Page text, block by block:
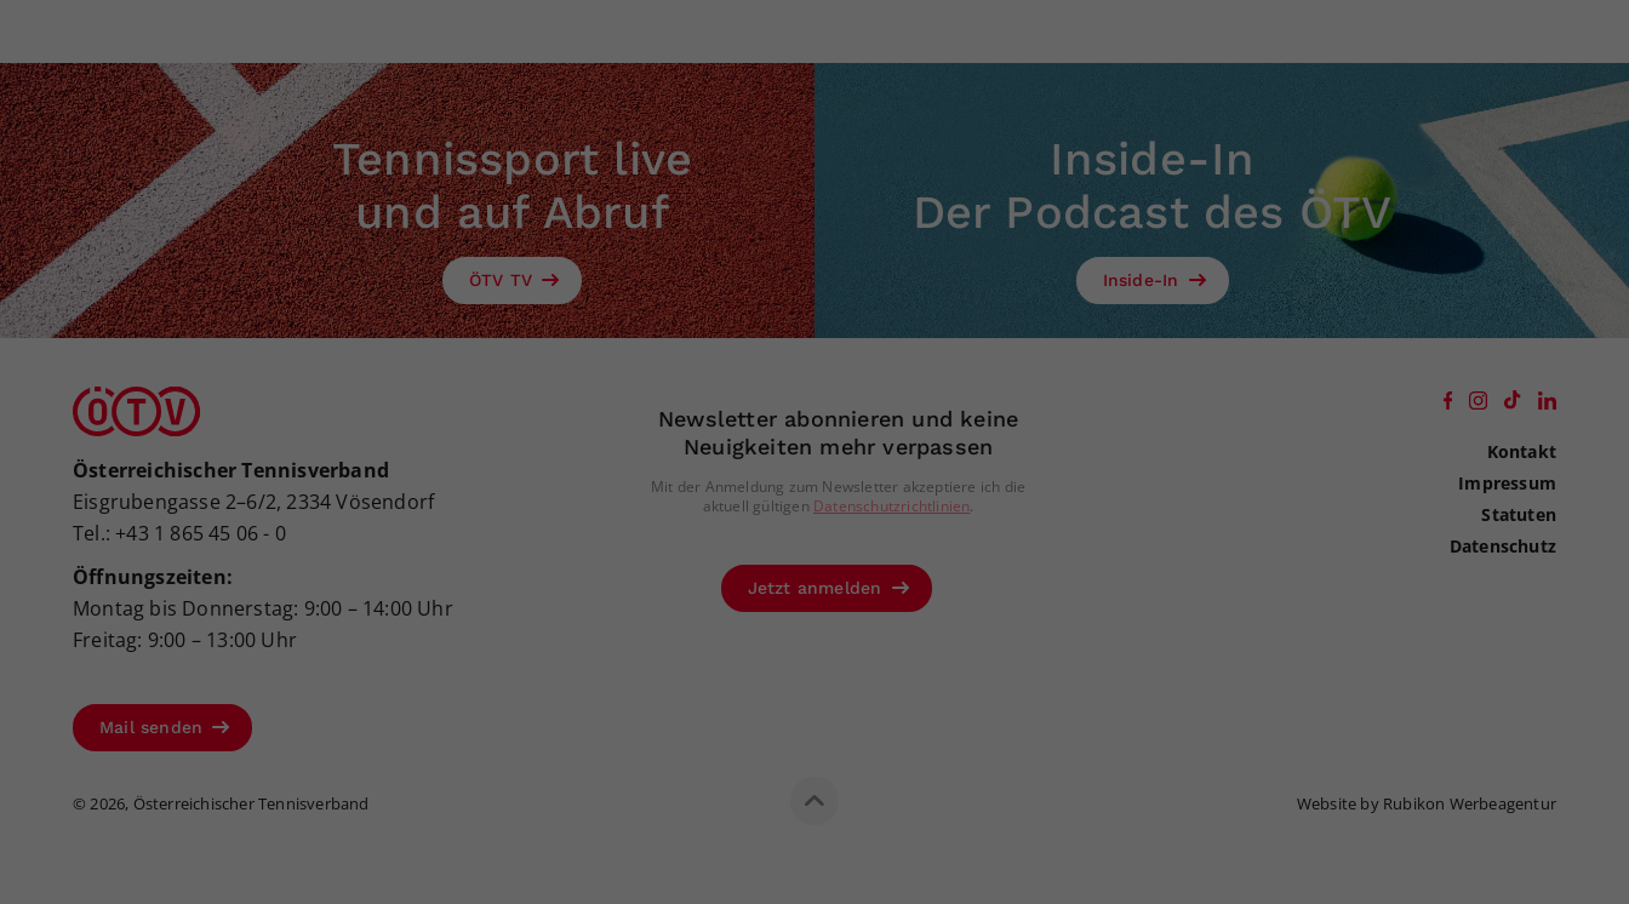
Tennissport live
und auf Abruf
ÖTV TV
Inside-In
Der Podcast des ÖTV
Inside-In
Österreichischer Tennisverband
Eisgrubengasse 2–6/2, 2334 Vösendorf
Tel.: +43 1 865 45 06 - 0
Öffnungszeiten:
Montag bis Donnerstag: 9:00 – 14:00 Uhr
Freitag: 9:00 – 13:00 Uhr
Mail senden
Newsletter abonnieren und keine
Neuigkeiten mehr verpassen
Mit der Anmeldung zum Newsletter akzeptiere ich die
aktuell gültigen Datenschutzrichtlinien.
Jetzt anmelden
Kontakt
Impressum
Statuten
Datenschutz
© 2026, Österreichischer Tennisverband Website by Rubikon Werbeagentur